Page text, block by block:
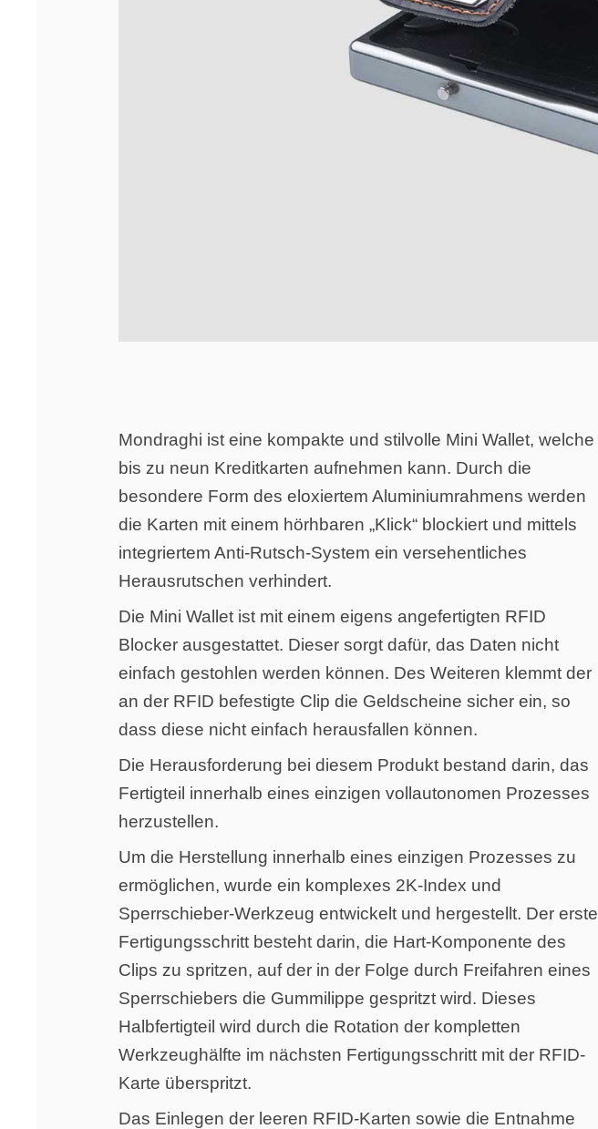
Mondraghi ist eine kompakte und stilvolle Mini Wallet, welche
bis zu neun Kreditkarten aufnehmen kann. Durch die
besondere Form des eloxiertem Aluminiumrahmens werden
die Karten mit einem hörhbaren „Klick“ blockiert und mittels
integriertem Anti-Rutsch-System ein versehentliches
Herausrutschen verhindert.
Die Mini Wallet ist mit einem eigens angefertigten RFID
Blocker ausgestattet. Dieser sorgt dafür, das Daten nicht
einfach gestohlen werden können. Des Weiteren klemmt der
an der RFID befestigte Clip die Geldscheine sicher ein, so
dass diese nicht einfach herausfallen können.
Die Herausforderung bei diesem Produkt bestand darin, das
Fertigteil innerhalb eines einzigen vollautonomen Prozesses
herzustellen.
Um die Herstellung innerhalb eines einzigen Prozesses zu
ermöglichen, wurde ein komplexes 2K-Index und
Sperrschieber-Werkzeug entwickelt und hergestellt. Der erste
Fertigungsschritt besteht darin, die Hart-Komponente des
Clips zu spritzen, auf der in der Folge durch Freifahren eines
Sperrschiebers die Gummilippe gespritzt wird. Dieses
Halbfertigteil wird durch die Rotation der kompletten
Werkzeughälfte im nächsten Fertigungsschritt mit der RFID-
Karte überspritzt.
Das Einlegen der leeren RFID-Karten sowie die Entnahme